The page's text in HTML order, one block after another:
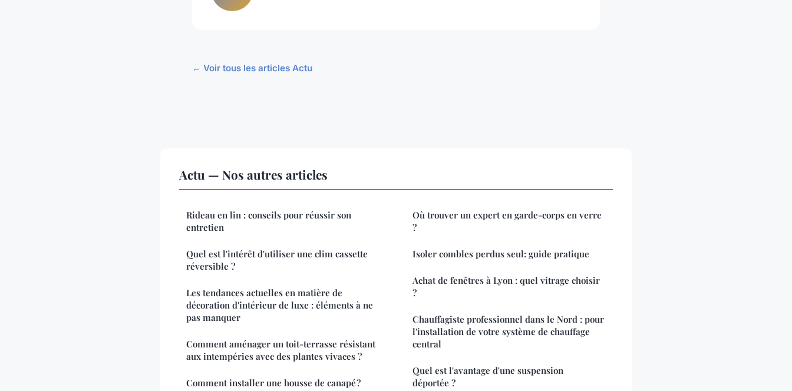
← Voir tous les articles Actu
Actu — Nos autres articles
Rideau en lin : conseils pour réussir son
entretien
Quel est l'intérêt d'utiliser une clim cassette
réversible ?
Les tendances actuelles en matière de
décoration d'intérieur de luxe : éléments à ne
pas manquer
Comment aménager un toit-terrasse résistant
aux intempéries avec des plantes vivaces ?
Comment installer une housse de canapé ?
Où trouver un expert en garde-corps en verre
?
Isoler combles perdus seul: guide pratique
Achat de fenêtres à Lyon : quel vitrage choisir
?
Chauffagiste professionnel dans le Nord : pour
l'installation de votre système de chauffage
central
Quel est l'avantage d'une suspension
déportée ?